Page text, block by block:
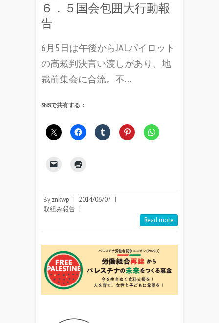
６．５国会包囲大行動報
告
6月5日は午後からJALパイロット
の高裁判決言い渡しがあり、地
裁前集会に合流。不…
SNSで共有する：
By znkwp | 2014/06/07 |
取組み報告 |
Read more